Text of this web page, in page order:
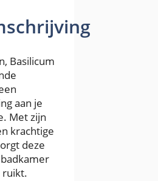
Basilicum
aan je
Met zijn
krachtige
deze
ruikt.